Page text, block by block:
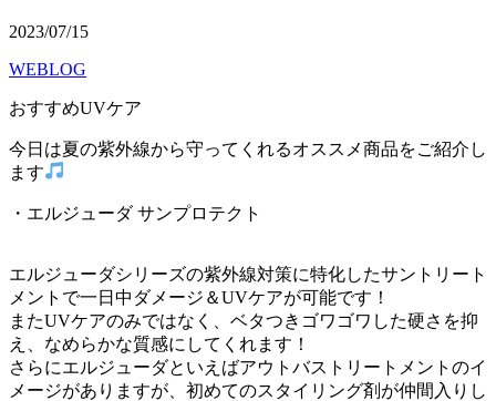
2023/07/15
WEBLOG
おすすめUVケア
今日は夏の紫外線から守ってくれるオススメ商品をご紹介し
ます
・エルジューダ サンプロテクト
エルジューダシリーズの紫外線対策に特化したサントリート
メントで一日中ダメージ＆UVケアが可能です！
またUVケアのみではなく、ベタつきゴワゴワした硬さを抑
え、なめらかな質感にしてくれます！
さらにエルジューダといえばアウトバストリートメントのイ
メージがありますが、初めてのスタイリング剤が仲間入りし